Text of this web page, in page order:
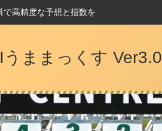
で高精度な予想と指数を
ままっくす Ver3.0